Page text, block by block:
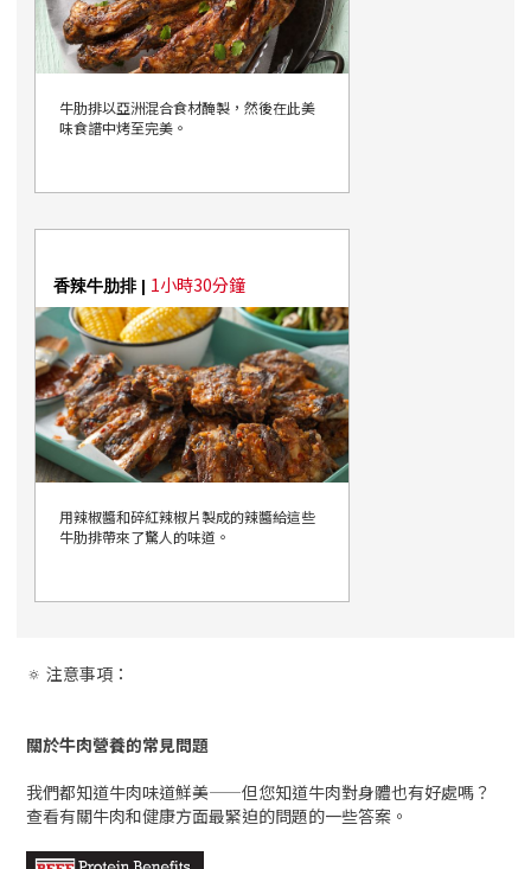
牛肋排以亞洲混合食材醃製，然後在此美
味食譜中烤至完美。
香辣牛肋排 | 1小時30分鐘
用辣椒醬和碎紅辣椒片製成的辣醬給這些
牛肋排帶來了驚人的味道。
🔅 注意事項：
關於牛肉營養的常見問題
我們都知道牛肉味道鮮美——但您知道牛肉對身體也有好處嗎？
查看有關牛肉和健康方面最緊迫的問題的一些答案。